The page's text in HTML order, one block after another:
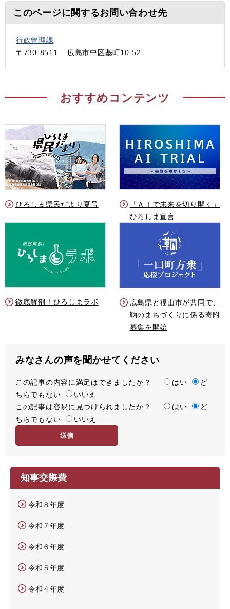
このページに関するお問い合わせ先
行政管理課
〒730-8511
広島市中区基町10-52
おすすめコンテンツ
ひろしま県民だより夏号
「ＡＩで未来を切り開く」
ひろしま宣言
徹底解剖！ひろしまラボ
広島県と福山市が共同で、
鞆のまちづくりに係る寄附
募集を開始
みなさんの声を聞かせてください
満
足
度
この記事の内容に満足はできましたか？ はい
ど
ちらでもない
いいえ
容
易
この記事は容易に見つけられましたか？ はい
ど
ちらでもない
いいえ
知事交際費
令和８年度
令和７年度
令和６年度
令和５年度
令和４年度